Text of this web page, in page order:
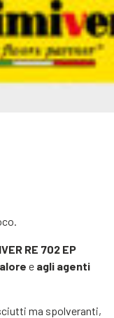
RE 702 EP
e agli agenti
ma spolveranti,